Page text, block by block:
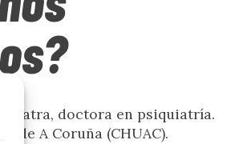
de trabajo.
doctora en psiquiatría.
de A Coruña (CHUAC).